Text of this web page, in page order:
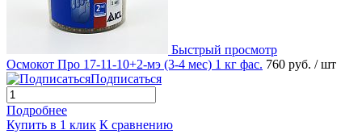
Быстрый просмотр
Осмокот Про 17-11-10+2-мэ (3-4 мес) 1 кг фас. 760 руб. / шт
Подписаться
Подробнее
Купить в 1 клик К сравнению